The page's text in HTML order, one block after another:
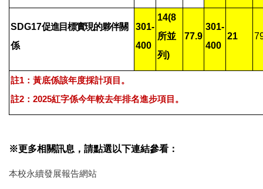
SDG17促進目標實現的夥伴關
係
301-
400
14(8
所並
列)
77.9
301-
400
21
註1：黃底係該年度採計項目。
註2：2025紅字係今年較去年排名進步項目。
※更多相關訊息，請點選以下連結參看：
本校永續發展報告網站